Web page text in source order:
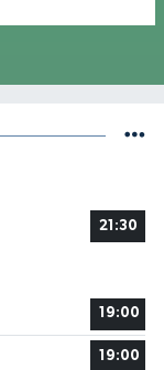
21:30
19:00
19:00